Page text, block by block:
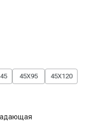
45X95
45X120